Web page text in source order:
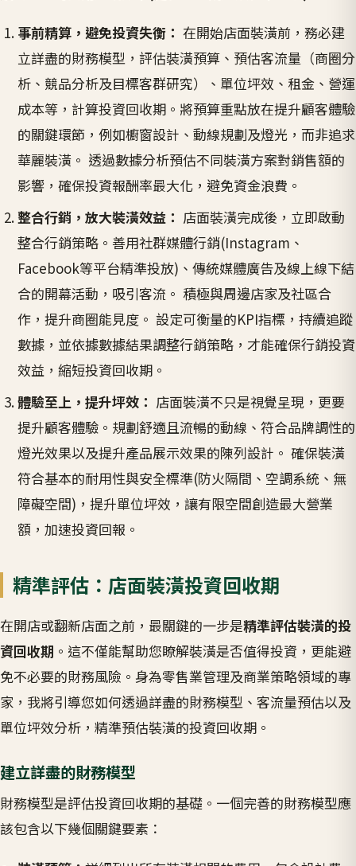
事前精算，避免投資失衡： 在開始店面裝潢前，務必建
立詳盡的財務模型，評估裝潢預算、預估客流量（商圈分
析、競品分析及目標客群研究）、單位坪效、租金、營運
成本等，計算投資回收期。將預算重點放在提升顧客體驗
的關鍵環節，例如櫥窗設計、動線規劃及燈光，而非追求
華麗裝潢。 透過數據分析預估不同裝潢方案對銷售額的
影響，確保投資報酬率最大化，避免資金浪費。
整合行銷，放大裝潢效益： 店面裝潢完成後，立即啟動
整合行銷策略。善用社群媒體行銷(Instagram、
Facebook等平台精準投放)、傳統媒體廣告及線上線下結
合的開幕活動，吸引客流。 積極與周邊店家及社區合
作，提升商圈能見度。 設定可衡量的KPI指標，持續追蹤
數據，並依據數據結果調整行銷策略，才能確保行銷投資
效益，縮短投資回收期。
體驗至上，提升坪效： 店面裝潢不只是視覺呈現，更要
提升顧客體驗。規劃舒適且流暢的動線、符合品牌調性的
燈光效果以及提升產品展示效果的陳列設計。 確保裝潢
符合基本的耐用性與安全標準(防火隔間、空調系統、無
障礙空間)，提升單位坪效，讓有限空間創造最大營業
額，加速投資回報。
精準評估：店面裝潢投資回收期
在開店或翻新店面之前，最關鍵的一步是精準評估裝潢的投
資回收期 。這不僅能幫助您瞭解裝潢是否值得投資，更能避
免不必要的財務風險。身為零售業管理及商業策略領域的專
家，我將引導您如何透過詳盡的財務模型、客流量預估以及
單位坪效分析，精準預估裝潢的投資回收期。
建立詳盡的財務模型
財務模型是評估投資回收期的基礎。一個完善的財務模型應
該包含以下幾個關鍵要素：